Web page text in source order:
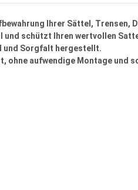
Ihrer Sättel, Trensen,
schützt Ihren wertvollen
und Sorgfalt hergestellt.
ohne aufwendige Montage und